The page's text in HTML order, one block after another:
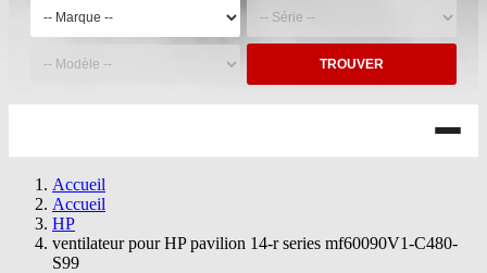
TROUVER
Accueil
Accueil
HP
ventilateur pour HP pavilion 14-r series mf60090V1-C480-
S99